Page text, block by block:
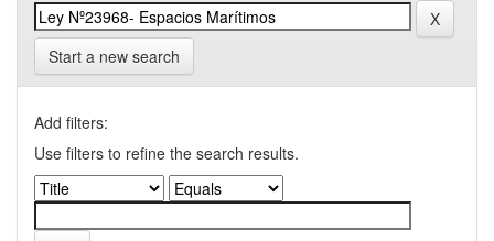
Start a new search
Add filters:
Use filters to refine the search results.